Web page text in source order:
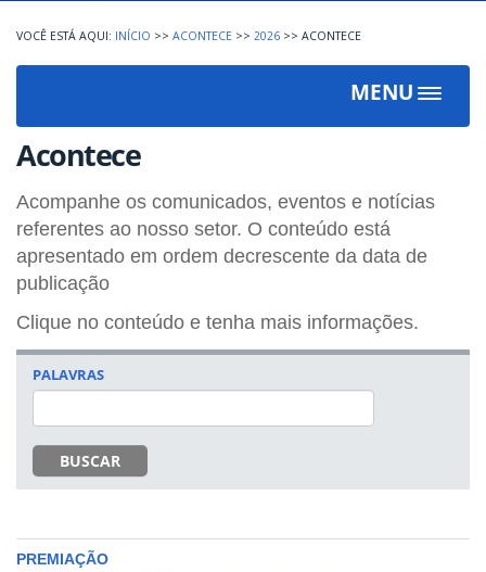
INÍCIO >> ACONTECE >> 2026 >> ACONTECE
MENU
Toggle
Acontece
Acompanhe os comunicados, eventos e notícias
referentes ao nosso setor. O conteúdo está
apresentado em ordem decrescente da data de
publicação
Clique no conteúdo e tenha mais informações.
PALAVRAS
BUSCAR
PREMIAÇÃO